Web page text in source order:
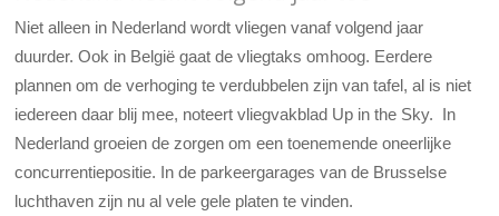
Niet alleen in Nederland wordt vliegen vanaf volgend jaar
duurder. Ook in België gaat de vliegtaks omhoog. Eerdere
plannen om de verhoging te verdubbelen zijn van tafel, al is niet
iedereen daar blij mee, noteert vliegvakblad Up in the Sky. In
Nederland groeien de zorgen om een toenemende oneerlijke
concurrentiepositie. In de parkeergarages van de Brusselse
luchthaven zijn nu al vele gele platen te vinden.